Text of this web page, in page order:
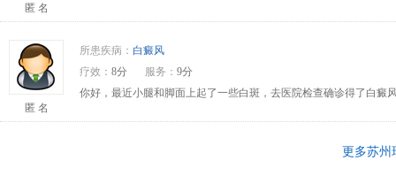
匿 名
匿 名
所患疾病： 白癜风
疗效： 8分 服务： 9分
你好，最近小腿和脚面上起了一些白斑，去医院检查确诊得了白
更多苏州